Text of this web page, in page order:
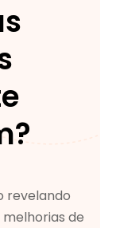
revelando
de